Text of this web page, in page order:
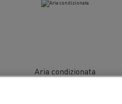
Aria condizionata